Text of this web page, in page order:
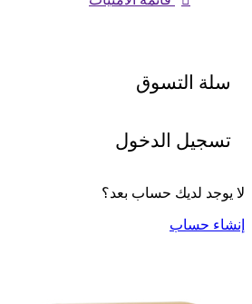
سلة التسوق
تسجيل الدخول
لا يوجد لديك حساب بعد؟
إنشاء حساب